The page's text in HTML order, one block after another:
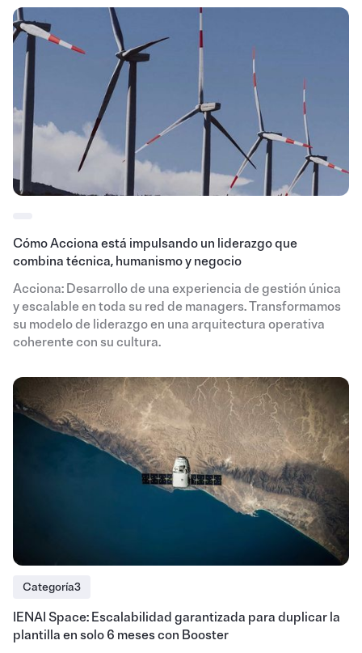
Cómo Acciona está impulsando un liderazgo que
combina técnica, humanismo y negocio
Acciona: Desarrollo de una experiencia de gestión única
y escalable en toda su red de managers. Transformamos
su modelo de liderazgo en una arquitectura operativa
coherente con su cultura.
Categoría3
IENAI Space: Escalabilidad garantizada para duplicar la
plantilla en solo 6 meses con Booster